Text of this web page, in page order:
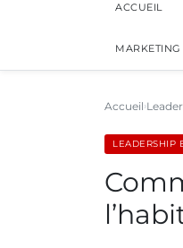
ACCUEIL
Accueil
LEADERSHIP